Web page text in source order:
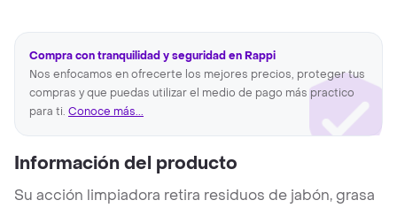
Compra con tranquilidad y seguridad en Rappi
Nos enfocamos en ofrecerte los mejores precios, proteger tus
compras y que puedas utilizar el medio de pago más practico
para ti. Conoce más...
Información del producto
Su acción limpiadora retira residuos de jabón, grasa